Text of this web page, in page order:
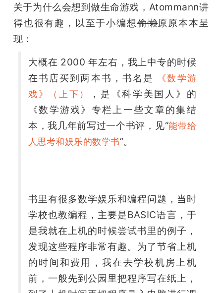
关于为什么会想到做生命游戏，Atommann讲
得也很有趣，以至于小编想偷懒原原本本呈
现：
大概在 2000 年左右，我上中专的时候
在书店买到两本书，书名是
《数学游
戏》（上下）
，是《科学美国人》的
《数学游戏》专栏上一些文章的集结
本，我几年前写过一个书评，见“能带给
人思考和娱乐的数学书”。
书里有很多数学娱乐和编程问题，当时
学校也教编程，主要是BASIC语言，于
是我就在上机的时候尝试书里的例子，
发现这些程序非常有趣。为了节省上机
的时间和费用，我在去学校机房上机
前，一般先到公园里把程序写在纸上，